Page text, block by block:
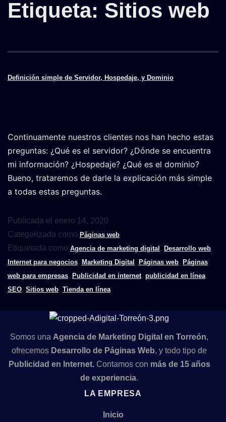
Etiqueta: Sitios web
Definición simple de Servidor, Hospedaje, y Dominio
Continuamente nuestros clientes nos han hecho estas
preguntas: ¿Qué es el servidor? ¿Dónde se encuentra
mi información? ¿Hospedaje? ¿Qué es el dominio?
Bueno, trataremos de darle la explicación más simple
a todas estas preguntas.
Publicada el enero 14, 2020
Categorizada como Páginas web
Etiquetada como Agencia de marketing digital , Desarrollo web,
Internet para negocios, Marketing Digital , Páginas web, Páginas
web para empresas, Publicidad en internet, publicidad en línea,
SEO, Sitios web, Tienda en línea
Somos una Agencia de Marketing Digital en Torreón,
ofrecemos Desarrollo de Páginas Web, y todo tipo de
Publicidad en Internet. Contamos con más de 15 años
de experiencia.
LA EMPRESA
Inicio